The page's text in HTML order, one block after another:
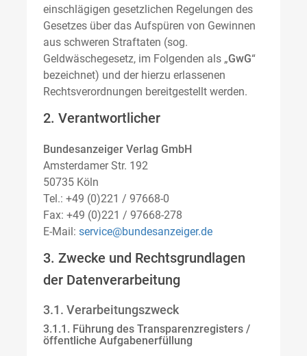
einschlägigen gesetzlichen Regelungen des
Gesetzes über das Aufspüren von Gewinnen
aus schweren Straftaten (sog.
Geldwäschegesetz, im Folgenden als „GwG“
bezeichnet) und der hierzu erlassenen
Rechtsverordnungen bereitgestellt werden.
2. Verantwortlicher
Bundesanzeiger Verlag GmbH
Amsterdamer Str. 192
50735 Köln
Tel.: +49 (0)221 / 97668-0
Fax: +49 (0)221 / 97668-278
E-Mail: service@bundesanzeiger.de
3. Zwecke und Rechtsgrundlagen
der Datenverarbeitung
3.1. Verarbeitungszweck
3.1.1. Führung des Transparenzregisters /
öffentliche Aufgabenerfüllung